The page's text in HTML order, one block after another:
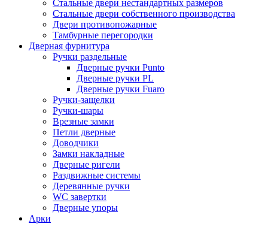
Стальные двери нестандартных размеров
Стальные двери собственного производства
Двери противопожарные
Тамбурные перегородки
Дверная фурнитура
Ручки раздельные
Дверные ручки Punto
Дверные ручки PL
Дверные ручки Fuaro
Ручки-защелки
Ручки-шары
Врезные замки
Петли дверные
Доводчики
Замки накладные
Дверные ригели
Раздвижные системы
Деревянные ручки
WC завертки
Дверные упоры
Арки